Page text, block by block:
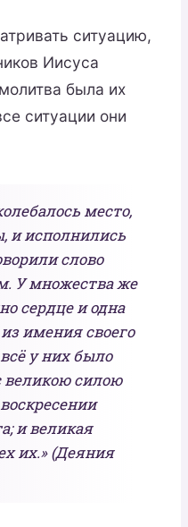
ситуацию,
Иисуса
была их
ситуации они
место,
и исполнились
слово
У множества же
сердце и одна
имения своего
у них было
великою силою
и великая
их.» (Деяния